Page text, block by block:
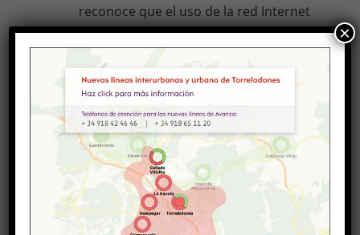
reconoce que el uso de la red Internet
supone la asunción de un riesgo de que sus
equipos informáticos puedan ser afectados
por los elementos antes enunciados. A tal
efecto, corresponde al Usuario, en todo
caso, la disponibilidad de herramientas
adecuadas para la detección y eliminación
de programas electrónicos dañinos.
Los daños y perjuicios de cualquier tipo
producidos al Usuario que traigan causa en
fallos o desconexiones en las redes de
×